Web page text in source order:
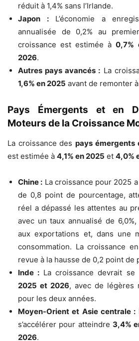
réduit à 1,4% sans l’Irlande.
Japon :L’économie a
annualisée de 0,2% au
croissance est estimée à0,7%
2026.
Autres pays avancés : La
1,6% en 2025 avant de remonter à
Pays Émergents et en
Moteurs de la Croissance
La croissance despays émergents
est estimée à 4,1% en 2025 et 4,0%
Chine : La croissance pour 2025
de 0,8 point de pourcentage,
réel a dépassé les attentes au
avec un taux annualisé de
aux exportations et, dans une
consommation. La croissance
revue à la hausse de 0,2 point de
Inde : La croissance devrait se
2025 et 2026, avec de légères
pour les deux années.
Moyen-Orient et Asie centrale :
s’accélérer pour atteindre 3,4%
2026.